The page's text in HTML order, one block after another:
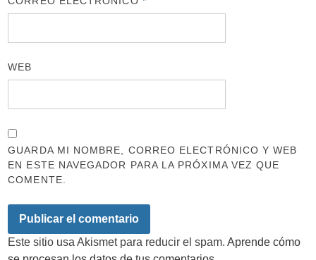
WEB
GUARDA MI NOMBRE, CORREO ELECTRÓNICO Y WEB
EN ESTE NAVEGADOR PARA LA PRÓXIMA VEZ QUE
COMENTE.
Este sitio usa Akismet para reducir el spam.Aprende cómo